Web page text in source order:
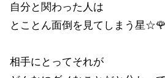
自分と関わった人は
とことん面倒を見てしまう星☆🌹
相手にとってそれが